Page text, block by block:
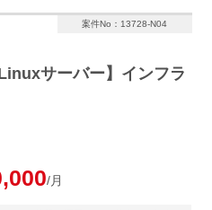
案件No：13728-N04
サーバー】インフラ
/月